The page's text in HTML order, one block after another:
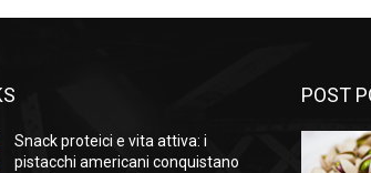
Snack proteici e vita attiva: i
pistacchi americani conquistano
POST